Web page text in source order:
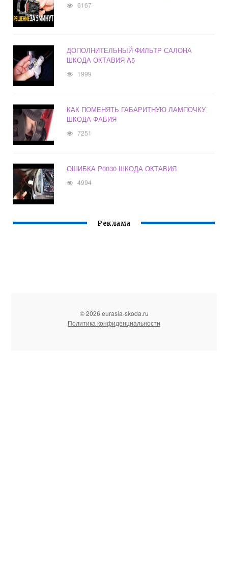
6167
ДОПОЛНИТЕЛЬНЫЙ ФИЛЬТР САЛОНА
ШКОДА ОКТАВИЯ А5
1999
КАК ПОМЕНЯТЬ ГАБАРИТНУЮ ЛАМПОЧКУ
ШКОДА ФАБИЯ
7251
ОШИБКА P0030 ШКОДА ОКТАВИЯ
4994
Реклама
© 2026 eurasia-skoda.ru
Политика конфиденциальности